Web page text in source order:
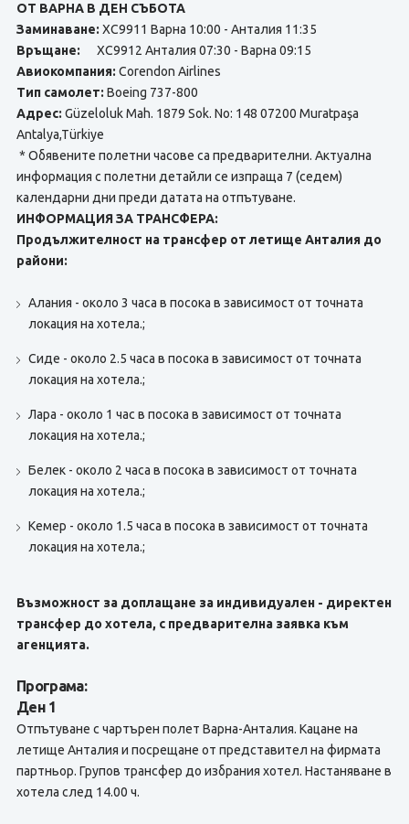
ОТ ВАРНА В ДЕН СЪБОТА
Заминаване: XC9911 Варна 10:00 - Анталия 11:35
Връщане: XC9912 Анталия 07:30 - Варна 09:15
Авиокомпания: Corendon Airlines
Тип самолет: Boeing 737-800
Адрес: Güzeloluk Mah. 1879 Sok. No: 148 07200 Muratpaşa
Antalya,Türkiye
* Обявените полетни часове са предварителни. Актуална
информация с полетни детайли се изпраща 7 (седем)
календарни дни преди датата на отпътуване.
ИНФОРМАЦИЯ ЗА ТРАНСФЕРА:
Продължителност на трансфер от летище Анталия до
райони:
Алания - около 3 часа в посока в зависимост от точната
локация на хотела.;
Сиде - около 2.5 часа в посока в зависимост от точната
локация на хотела.;
Лара - около 1 час в посока в зависимост от точната
локация на хотела.;
Белек - около 2 часа в посока в зависимост от точната
локация на хотела.;
Кемер - около 1.5 часа в посока в зависимост от точната
локация на хотела.;
Възможност за доплащане за индивидуален - директен
трансфер до хотела, с предварителна заявка към
агенцията.
Програма:
Ден 1
Отпътуване с чартърен полет Варна-Анталия. Кацане на
летище Анталия и посрещане от представител на фирмата
партньор. Групов трансфер до избрания хотел. Настаняване в
хотела след 14.00 ч.